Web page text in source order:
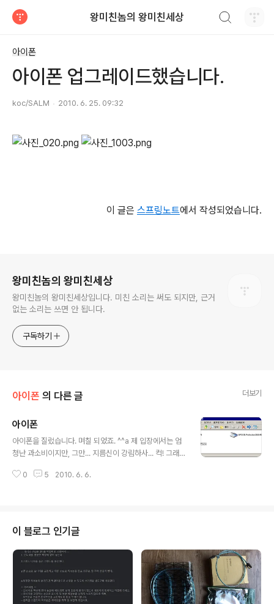
왕미친놈의 왕미친세상
아이폰
아이폰 업그레이드했습니다.
koc/SALM 2010. 6. 25. 09:32
이 글은 스프링노트에서 작성되었습니다.
왕미친놈의 왕미친세상
왕미친놈의 왕미친세상입니다. 미친 소리는 써도 되지만, 근거
없는 소리는 쓰면 안 됩니다.
구독하기
아이폰 의 다른 글 더보기
아이폰
아이폰을 질렀습니다. 며칠 되었죠. ^^a 제 입장에서는 엄
청난 과소비이지만, 그만... 지름신이 강림하사... 컥! 그래서
거기에 올리는 글은 아이폰에 대한 글인데, 제가 보려고 올
메라에도 적용된다고 했는데... 장치를 보겠습니다. 스캐닝
할 때와는 조금 다릅니다만, 아무튼 상당히 유용합니다. 참
고로 제어판에서는 다음과 같이 나타납니다. 이 글은 스프
링노트에서 작성되었습니다.
0 5 2010. 6. 6.
이 블로그 인기글